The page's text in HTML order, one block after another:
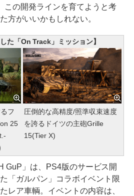
この開発ラインを育てようと考
方がいいかもしれない。
た「On Track」ミッション】
フ
25
圧倒的な高精度/照準収束速度
を誇るドイツの主砲Grille
15(Tier X)
GuP」は、PS4版のサービス開
「ガルパン」コラボイベント限
レア車輌。イベントの内容は、